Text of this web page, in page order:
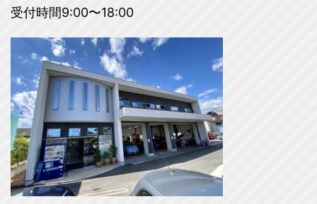
受付時間9:00〜18:00